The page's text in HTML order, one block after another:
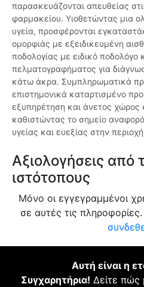
παρασκευάζονται απευθείας
φαρμακείου. Υιοθετώντας μια
υγεία, προσφέρονται
ομορφιάς με εξειδικευμένη
ποδολογίας με ειδικό ποδολόγο
πελματογραφήματος για
κάτω άκρα. Συμπληρωματικά
επιστημονικά καταρτισμένο
εξυπηρέτηση και άνετος χώρος
καθιστώντας το σημείο
υγείας και ευεξίας στην
Αξιολογήσεις
ιστότοπους
Μόνο οι εγγεγραμμένοι
σε αυτές τις πληροφορίες.
Αυτή είναι η
Συγχαρητήρια! Δείτε πώς